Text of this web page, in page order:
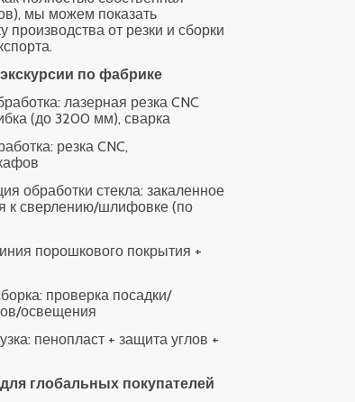
мы можем показать
производства от резки и сборки
по фабрике
лазерная резка CNC
(до 3200 мм), сварка
резка CNC,
обработки стекла: закаленное
к сверлению/шлифовке (по
порошкового покрытия +
проверка посадки/
освещения
пенопласт + защита углов +
глобальных покупателей